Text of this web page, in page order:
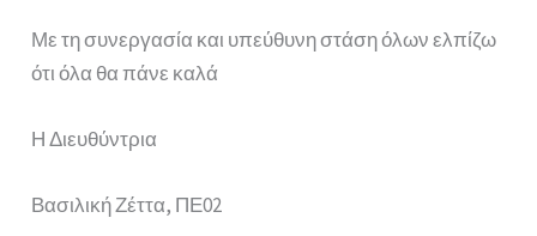
Με τη συνεργασία και υπεύθυνη στάση όλων ελπίζω
ότι όλα θα πάνε καλά
Η Διευθύντρια
Βασιλική Ζέττα, ΠΕ02